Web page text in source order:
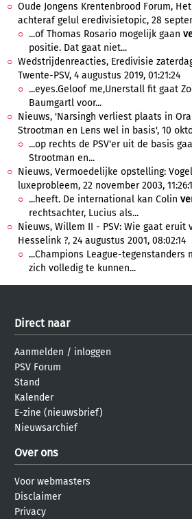
Oude Jongens Krentenbrood Forum,
achteraf gelul eredivisietopic, 28
...of Thomas Rosario mogelijk gaan
positie. Dat gaat niet...
Wedstrijdenreacties, Eredivisie
Twente-PSV, 4 augustus 2019, 01:21:24
...eyes.Geloof me,Unerstall fit gaat
Baumgartl voor...
Nieuws, 'Narsingh verliest plaats in
Strootman en Lens wel in basis', 10
...op rechts de PSV'er uit de basis
Strootman en...
Nieuws, Vermoedelijke opstelling:
luxeprobleem, 22 november 2003,
...heeft. De international kan Colin
rechtsachter, Lucius als...
Nieuws, Willem II - PSV: Wie gaat eruit
Hesselink ?, 24 augustus 2001, 08:02:14
...Champions League-tegenstanders
zich volledig te kunnen...
Direct naar
Aanmelden / inloggen
PSV Forum
Stand
Kalender
E-zine (nieuwsbrief)
Nieuwsarchief
Over ons
Voor webmasters
Disclaimer
Privacy